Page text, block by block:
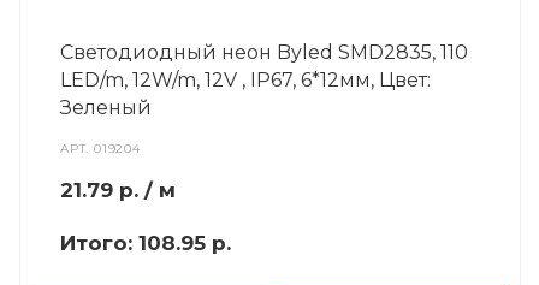
Светодиодный неон Byled SMD2835, 110
LED/m, 12W/m, 12V , IP67, 6*12мм, Цвет:
Зеленый
АРТ.019204
21.79 р. / м
Итого: 108.95 р.